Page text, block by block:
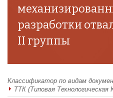
разработки
II группы
Классификатор по видам
ТТК (Типовая Технологическая